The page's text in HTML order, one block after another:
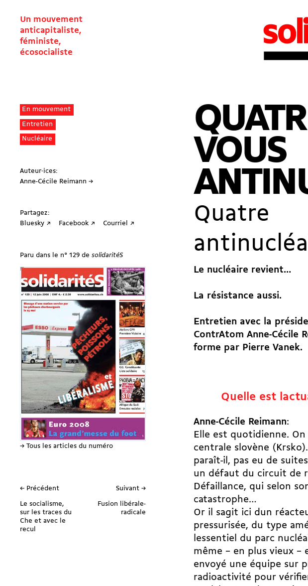
Un mouvement
anticapitaliste,
féministe,
écosocialiste
En mouvement
Entretien
Nucléaire
Auteur·ices:
Anne-Cécile Reimann →
Partagez:
Bluesky ↗
Facebook ↗ Courriel ↗
Paru dans le n° 129 de solidaritéS
→ Tous les articles du numéro
← Précédent
Le socialisme,
sur les traces du
Che et avec le
recul
Suivant →
Fusion libérale-
radicale
VOUS
Le nucléaire revient…
La résistance aussi.
Entretien avec la
ContrAtom Anne-Cécile
forme par Pierre Vanek.
 Quelle est
Anne-Cécile Reimann:
Elle est quotidienne.
centrale slovène
paraît-il, pas eu de
un défaut du circuit de
Défaillance, qui selon
catastrophe…
Or il sagit ici dun
pressurisée, du type
lessentiel du parc
même – en plus vieux –
envoyé une équipe sur
radioactivité pour